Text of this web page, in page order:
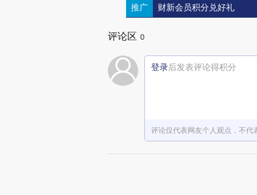
推广 财新会员积分兑好礼
评论区 0
登录后发表评论得积分
评论仅代表网友个人观点，不代